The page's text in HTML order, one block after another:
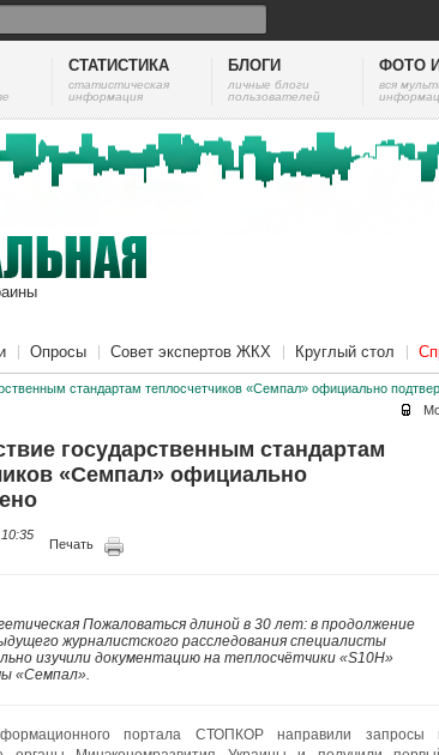
СТАТИСТИКА
cтатистическая
информация
БЛОГИ
личные блоги
пользователей
ФОТО
вся
Опросы Совет экспертов ЖКХ Круглый стол
стандартам теплосчетчиков «Семпал» официально
государственным стандартам
«Семпал» официально
Печать
Пожаловаться длиной в 30 лет: в продолжение
журналистского расследования специалисты
изучили документацию на теплосчётчики «S10H»
«Семпал».
портала СТОПКОР направили запросы